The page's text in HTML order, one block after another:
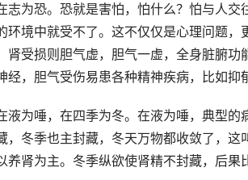
志为恐。恐就是害怕，怕什么？怕与人
环境中就受不了。这不仅仅是心理问题
肾受损则胆气虚，胆气一虚，全身脏腑
经，胆气受伤易患各种精神疾病，比如抑
液为唾，在四季为冬。在液为唾，典型
，冬季也主封藏，冬天万物都收敛了，
养肾为主。冬季纵欲使肾精不封藏，后果